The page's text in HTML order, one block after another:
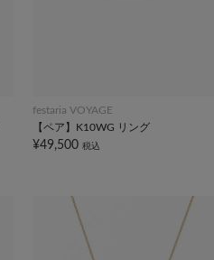
festaria VOYAGE
【ペア】K10WG リング
¥49,500 税込